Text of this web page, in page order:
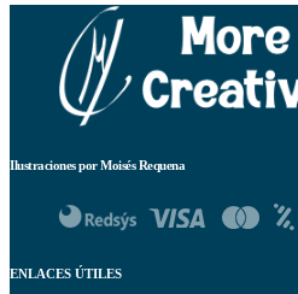
Ilustraciones por Moisés Requena
ENLACES ÚTILES